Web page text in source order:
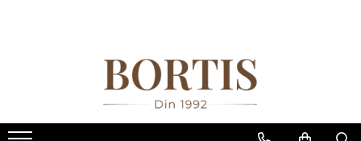
Fotolii balansoar/relaxante
Canapele